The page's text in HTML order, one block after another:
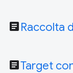
article Raccolta
articleTarget